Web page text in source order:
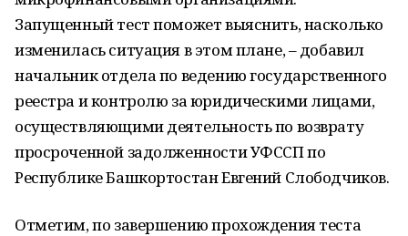
Запущенный тест поможет выяснить, насколько
изменилась ситуация в этом плане, – добавил
начальник отдела по ведению государственного
реестра и контролю за юридическими лицами,
осуществляющими деятельность по возврату
просроченной задолженности УФССП по
Республике Башкортостан Евгений Слободчиков.
Отметим, по завершению прохождения теста